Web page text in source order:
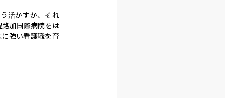
活かすか、それ
加国際病院をは
強い看護職を育